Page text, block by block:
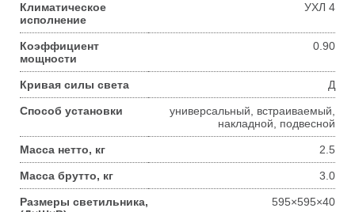
Климатическое
исполнение
УХЛ 4
Коэффициент
мощности
0.90
Кривая силы света Д
Способ установки
универсальный, встраиваемый,
накладной, подвесной
Масса нетто, кг 2.5
Масса брутто, кг 3.0
Размеры светильника,
595×595×40